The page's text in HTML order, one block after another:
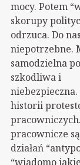
mocy. Potem
skorupy
odrzuca. Do
niepotrzebne.
samodzielna
szkodliwa i
historii
pracownicze
działań
“wiadomo